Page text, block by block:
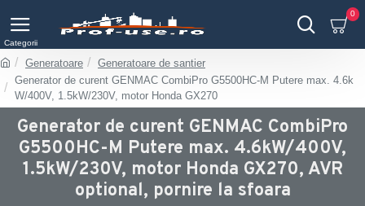
0
Generatoare
Generatoare de santier
Generator de curent GENMAC CombiPro G5500HC-M Putere max. 4.6k
W/400V, 1.5kW/230V, motor Honda GX270
Generator de curent GENMAC CombiPro
G5500HC-M Putere max. 4.6kW/400V,
1.5kW/230V, motor Honda GX270, AVR
optional, pornire la sfoara